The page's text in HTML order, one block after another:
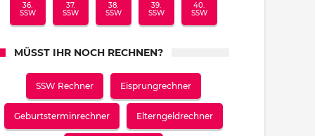
36.
SSW
37.
SSW
38.
SSW
39.
SSW
40.
SSW
MÜSST IHR NOCH RECHNEN?
SSW Rechner Eisprungrechner
Geburtsterminrechner Elterngeldrechner